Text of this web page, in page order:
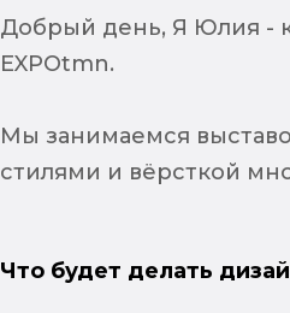
Добрый день, Я Юлия -
EXPOtmn.
Мы занимаемся
стилями и вёрсткой
Что будет делать